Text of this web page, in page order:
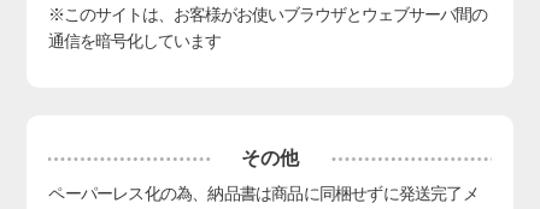
※このサイトは、お客様がお使いブラウザとウェブサーバ間の
通信を暗号化しています
その他
ペーパーレス化の為、納品書は商品に同梱せずに発送完了メ